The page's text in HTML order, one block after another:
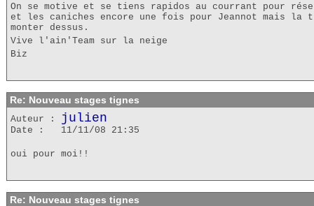
On se motive et se tiens rapidos au courrant pour
et les caniches encore une fois pour Jeannot mais la
monter dessus.
Vive l'ain'Team sur la neige
Biz
Re: Nouveau stages tignes
Auteur : julien
Date : 11/11/08 21:35
oui pour moi!!
Re: Nouveau stages tignes